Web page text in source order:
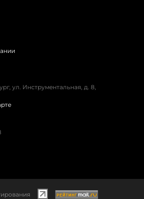
ул. Инструментальная, д. 8,